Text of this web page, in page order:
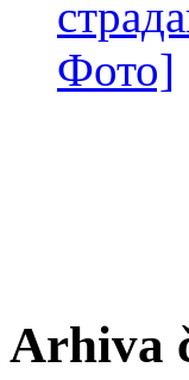
Фото]
Arhiva